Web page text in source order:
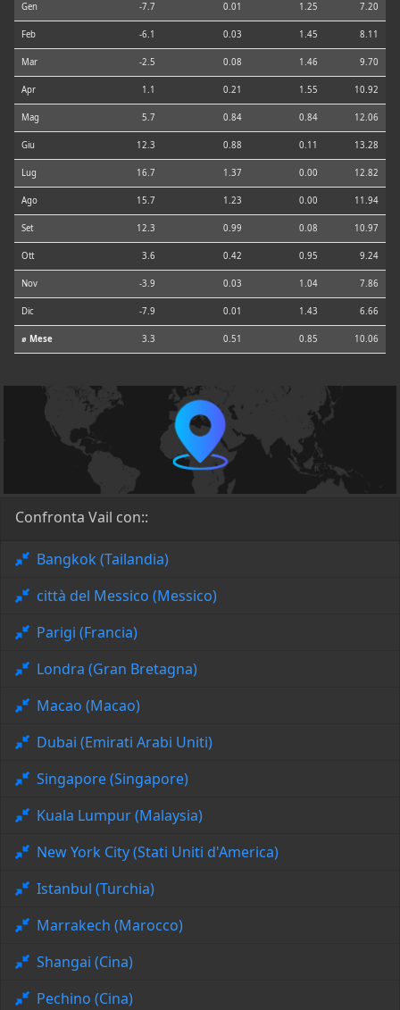
Gen -7.7 0.01 1.25 7.20
Feb -6.1 0.03 1.45 8.11
Mar -2.5 0.08 1.46 9.70
Apr 1.1 0.21 1.55 10.92
Mag 5.7 0.84 0.84 12.06
Giu 12.3 0.88 0.11 13.28
Lug 16.7 1.37 0.00 12.82
Ago 15.7 1.23 0.00 11.94
Set 12.3 0.99 0.08 10.97
Ott 3.6 0.42 0.95 9.24
Nov -3.9 0.03 1.04 7.86
Dic -7.9 0.01 1.43 6.66
⌀ Mese 3.3 0.51 0.85 10.06
Confronta Vail con::
Bangkok (Tailandia)
città del Messico (Messico)
Parigi (Francia)
Londra (Gran Bretagna)
Macao (Macao)
Dubai (Emirati Arabi Uniti)
Singapore (Singapore)
Kuala Lumpur (Malaysia)
New York City (Stati Uniti d'America)
Istanbul (Turchia)
Marrakech (Marocco)
Shangai (Cina)
Pechino (Cina)